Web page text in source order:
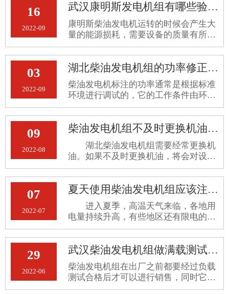
16
2022-09
武汉康明斯发电机组有哪些验收标准
康明斯柴油发电机运转的时候会产生大
量的能源损耗，需要设备的质量有所保
障，才能长期地正常运行。那么，武汉
康明斯发电机组有哪些验收标准呢？
03
2022-09
湖北柴油发电机组的功率修正方法
柴油发电机标注的功率通常是根据标准
环境进行调试的，它的工作条件由环境
条件确定，会收到海拔、环境温度和相
对湿度等各种因素的影响，一旦它离开
标准环境，很容易导致发电机故障或损
率应在不同的环境条件下及时修正。关
于湖北柴油发电机组的功率修正方法详
细介绍如下。
09
2022-08
柴油发电机组不及时更换机油会有什么后果
湖北柴油发电机组需要经常更换机
油。如果不及时更换机油，将会对设备
造成严重损坏。不及时更换机油可能会
造成以下后果： 一、会导致机油压
力升高 如果不及时更换机油，机油
的粘度将增加，流动性将降低，并
07
2022-07
夏天使用柴油发电机组应该注意什么？
进入夏季，高温天气来临，各地用
电量持续升高，有些地区还有限电的规
定。很多企业都采购柴油发电机组作为
备用电源。那么在夏天使用柴油发电机
组，是否有注意事项？湖北发电机组公
司提醒你夏天使用柴油发电机组应
29
2022-06
武汉柴油发电机组做满载测试的好处
柴油发电机组在出厂之前都要经过负载
测试合格后才可以进行销售，同时它要
经过大修进行负载实验才可以投入生